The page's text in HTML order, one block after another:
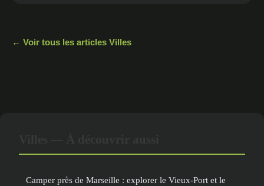
← Voir tous les articles Villes
Camper près de Marseille : explorer le Vieux-Port et le